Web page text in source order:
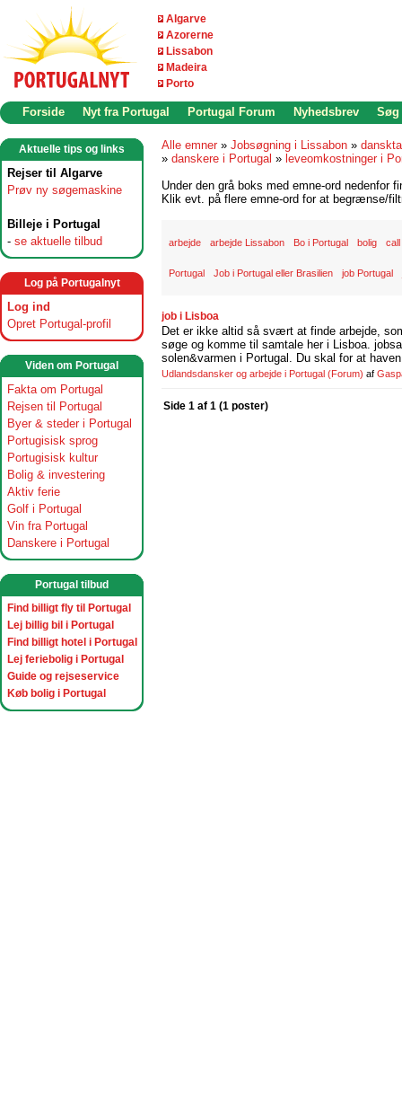
Algarve
Azorerne
Lissabon
Madeira
Porto
Forside Nyt fra Portugal Portugal Forum Nyhedsbrev Søg
Aktuelle tips og links
Rejser til Algarve
Prøv ny søgemaskine
Billeje i Portugal
- se aktuelle tilbud
Log på Portugalnyt
Log ind
Opret Portugal-profil
Viden om Portugal
Fakta om Portugal
Rejsen til Portugal
Byer & steder i Portugal
Portugisisk sprog
Portugisisk kultur
Bolig & investering
Aktiv ferie
Golf i Portugal
Vin fra Portugal
Danskere i Portugal
Portugal tilbud
Find billigt fly til Portugal
Lej billig bil i Portugal
Find billigt hotel i Portugal
Lej feriebolig i Portugal
Guide og rejseservice
Køb bolig i Portugal
Alle emner » Jobsøgning i Lissabon »
» danskere i Portugal » leveomkostninger i
Under den grå boks med emne-ord nedenfor
Klik evt. på flere emne-ord for at begrænse/
arbejde arbejde Lissabon Bo i Portugal bolig
Portugal Job i Portugal eller Brasilien job Portugal
job i Lisboa
Det er ikke altid så svært at finde arbejde,
søge og komme til samtale her i Lisboa.
solen&varmen i Portugal. Du skal for at
Udlandsdansker og arbejde i Portugal (Forum) af
Side 1 af 1 (1 poster)